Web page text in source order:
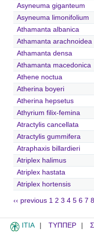
Asyneuma giganteum
Asyneuma limonifolium
Athamanta albanica
Athamanta arachnoidea
Athamanta densa
Athamanta macedonica
Athene noctua
Atherina boyeri
Atherina hepsetus
Athyrium filix-femina
Atractylis cancellata
Atractylis gummifera
Atraphaxis billardieri
Atriplex halimus
Atriplex hastata
Atriplex hortensis
‹‹ previous 1 2 3 4 5 6 7 8
ITIA ΤΥΠΠΕΡ